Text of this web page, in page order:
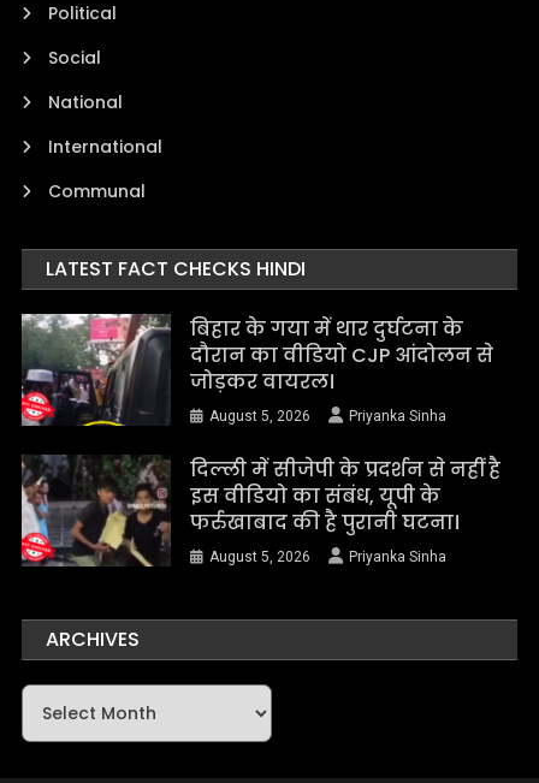
Political
Social
National
International
Communal
LATEST FACT CHECKS HINDI
बिहार के गया में थार दुर्घटना के
दौरान का वीडियो CJP आंदोलन से
जोड़कर वायरल।
August 5, 2026 Priyanka Sinha
दिल्ली में सीजेपी के प्रदर्शन से नहीं है
इस वीडियो का संबंध, यूपी के
फर्रुखाबाद की है पुरानी घटना।
August 5, 2026 Priyanka Sinha
ARCHIVES
Archives